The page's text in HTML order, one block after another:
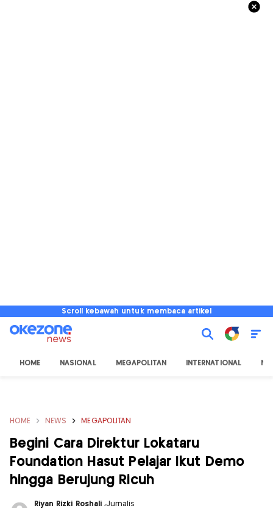
Scroll kebawah untuk membaca artikel
HOME NASIONAL MEGAPOLITAN INTERNATIONAL
HOME NEWS MEGAPOLITAN
Begini Cara Direktur Lokataru
Foundation Hasut Pelajar Ikut Demo
hingga Berujung Ricuh
Riyan Rizki Roshali ,Jurnalis